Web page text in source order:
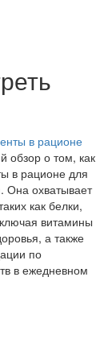
в рационе
обзор о том, как
в рационе для
Она охватывает
как белки,
витамины
а также
по
в ежедневном